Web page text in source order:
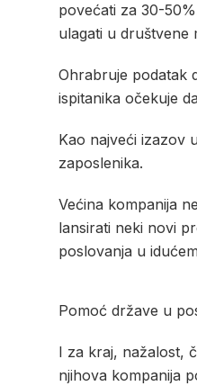
povećati za 30-
ulagati u društvene
Ohrabruje podatak
ispitanika očekuje
Kao najveći izazov
zaposlenika.
Većina kompanija
lansirati neki novi
poslovanja u
Pomoć države u
I za kraj, nažalost,
njihova kompanija